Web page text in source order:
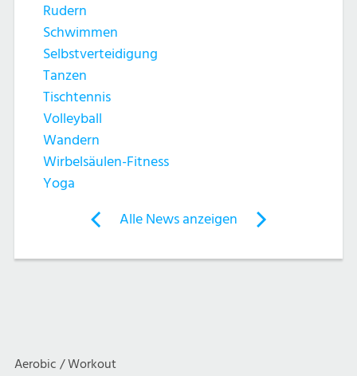
Rudern
Schwimmen
Selbstverteidigung
Tanzen
Tischtennis
Volleyball
Wandern
Wirbelsäulen-Fitness
Yoga
News:
Alle News anzeigen
News:
Aerobic / Workout